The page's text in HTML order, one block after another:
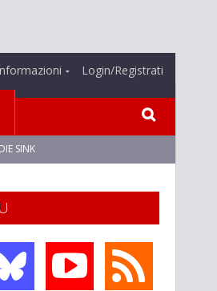
Login/Registrati
SINK